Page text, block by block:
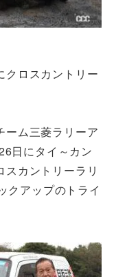
クロスカントリー
ーム三菱ラリーア
日にタイ～カン
カントリーラリ
クアップのトライ